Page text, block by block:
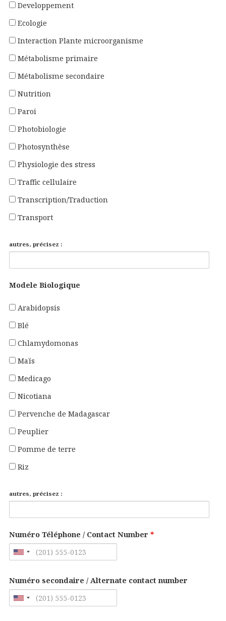
Developpement
Ecologie
Interaction Plante microorganisme
Métabolisme primaire
Métabolisme secondaire
Nutrition
Paroi
Photobiologie
Photosynthèse
Physiologie des stress
Traffic cellulaire
Transcription/Traduction
Transport
autres, précisez :
Modele Biologique
Arabidopsis
Blé
Chlamydomonas
Maïs
Medicago
Nicotiana
Pervenche de Madagascar
Peuplier
Pomme de terre
Riz
autres, précisez :
Numéro Téléphone / Contact Number *
Numéro secondaire / Alternate contact number